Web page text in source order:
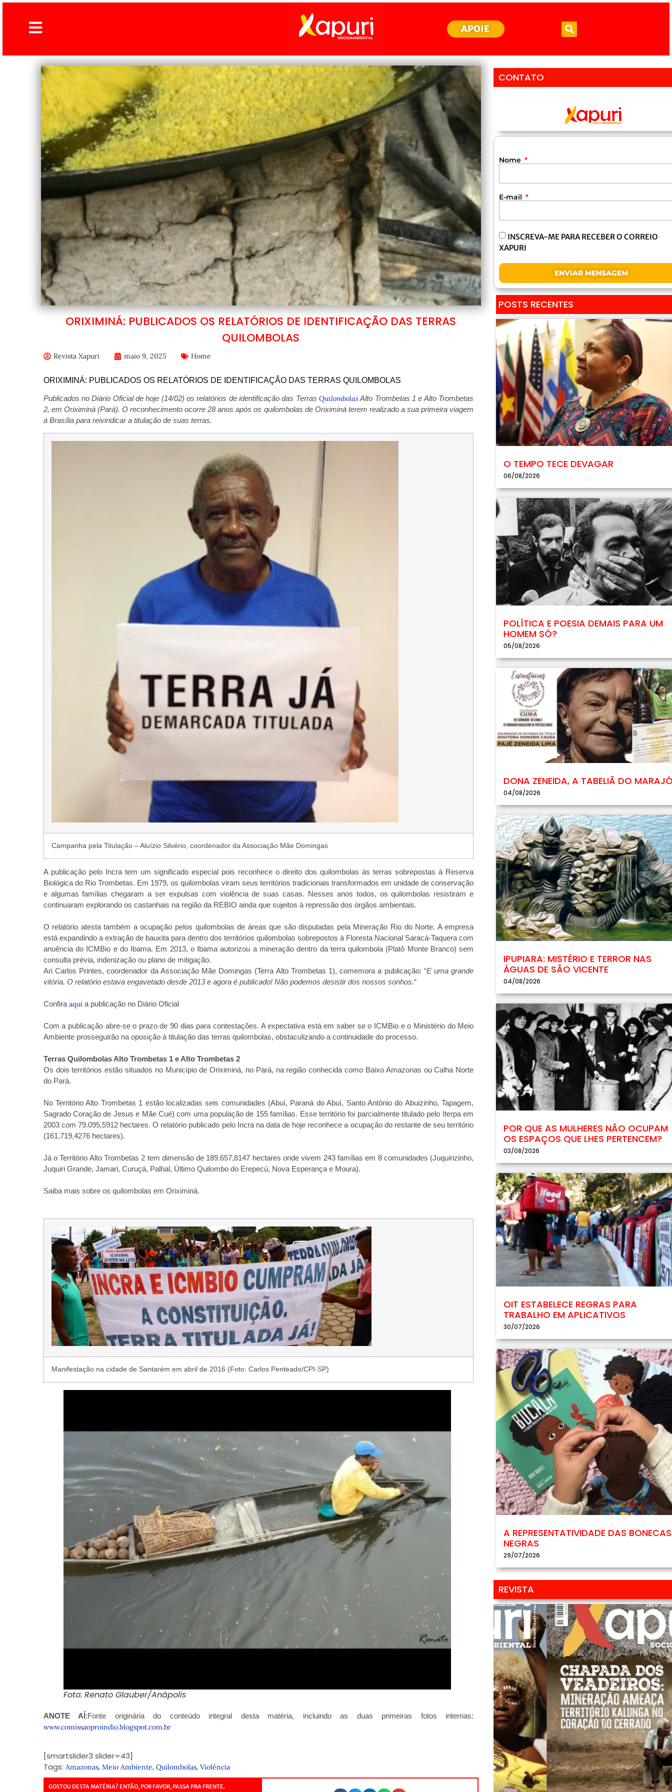
APOIE
ORIXIMINÁ: PUBLICADOS OS RELATÓRIOS DE IDENTIFICAÇÃO DAS TERRAS
QUILOMBOLAS
Revista Xapuri maio 9, 2025 Home
ORIXIMINÁ: PUBLICADOS OS RELATÓRIOS DE IDENTIFICAÇÃO DAS TERRAS QUILOMBOLAS
Publicados no Diário Oficial de hoje (14/02) os relatórios de identificação das TerrasQuilombolasAlto Trombetas 1 e Alto Trombetas
2, em Oriximiná (Pará). O reconhecimento ocorre 28 anos após os quilombolas de Oriximiná terem realizado a sua primeira viagem
à Brasília para reivindicar a titulação de suas terras.
Campanha pela Titulação – Aluízio Silvério, coordenador da Associação Mãe Domingas
A publicação pelo Incra tem um significado especial pois reconhece o direito dos quilombolas às terras sobrepostas à Reserva
Biológica do Rio Trombetas. Em 1979, os quilombolas viram seus territórios tradicionais transformados em unidade de conservação
e algumas famílias chegaram a ser expulsas com violência de suas casas. Nesses anos todos, os quilombolas resistiram e
continuaram explorando os castanhais na região da REBIO ainda que sujeitos à repressão dos órgãos ambientais.
O relatório atesta também a ocupação pelos quilombolas de áreas que são disputadas pela Mineração Rio do Norte. A empresa
está expandindo a extração de bauxita para dentro dos territórios quilombolas sobrepostos à Floresta Nacional Saracá-Taquera com
anuência do ICMBio e do Ibama. Em 2013, o Ibama autorizou a mineração dentro da terra quilombola (Platô Monte Branco) sem
consulta prévia, indenização ou plano de mitigação.
Ari Carlos Printes, coordenador da Associação Mãe Domingas (Terra Alto Trombetas 1), comemora a publicação: “E uma grande
vitória. O relatório estava engavetado desde 2013 e agora é publicado! Não podemos desistir dos nossos sonhos.“
Confira aqui a publicação no Diário Oficial
Com a publicação abre-se o prazo de 90 dias para contestações. A expectativa está em saber se o ICMBio e o Ministério do Meio
Ambiente prosseguirão na oposição à titulação das terras quilombolas, obstaculizando a continuidade do processo.
Terras Quilombolas Alto Trombetas 1 e Alto Trombetas 2
Os dois territórios estão situados no Município de Oriximiná, no Pará, na região conhecida como Baixo Amazonas ou Calha Norte
do Pará.
No Território Alto Trombetas 1 estão localizadas seis comunidades (Abuí, Paraná do Abuí, Santo Antônio do Abuizinho, Tapagem,
Sagrado Coração de Jesus e Mãe Cué) com uma população de 155 famílias. Esse território foi parcialmente titulado pelo Iterpa em
2003 com 79.095,5912 hectares. O relatório publicado pelo Incra na data de hoje reconhece a ocupação do restante de seu território
(161.719,4276 hectares).
Já o Território Alto Trombetas 2 tem dimensão de 189.657,8147 hectares onde vivem 243 famílias em 8 comunidades (Juquirizinho,
Juquiri Grande, Jamari, Curuçá, Palhal, Último Quilombo do Erepecú, Nova Esperança e Moura).
Saiba mais sobre os quilombolas em Oriximiná.
Manifestação na cidade de Santarém em abril de 2016 (Foto: Carlos Penteado/CPI-SP)
Foto: Renato Glauber/Anápolis
ANOTE AÍ:Fonte originária do conteúdo integral desta matéria, incluindo as duas primeiras fotos internas:
www.comissaoproindio.blogspot.com.br
[smartslider3 slider=43]
Tags: Amazonas, Meio Ambiente, Quilombolas, Violência
GOSTOU DESTA MATÉRIA? ENTÃO, POR FAVOR, PASSA PRA FRENTE.
CONTATO
Nome
E-mail
INSCREVA-ME PARA RECEBER O CORREIO
XAPURI
ENVIAR MENSAGEM
POSTS RECENTES
O TEMPO TECE DEVAGAR
06/08/2026
POLÍTICA E POESIA DEMAIS PARA UM
HOMEM SÓ?
05/08/2026
DONA ZENEIDA, A TABELIÃ DO
04/08/2026
IPUPIARA: MISTÉRIO E TERROR NAS
ÁGUAS DE SÃO VICENTE
04/08/2026
POR QUE AS MULHERES NÃO OCUPAM
OS ESPAÇOS QUE LHES PERTENCEM?
03/08/2026
OIT ESTABELECE REGRAS PARA
TRABALHO EM APLICATIVOS
30/07/2026
A REPRESENTATIVIDADE DAS BONECAS
NEGRAS
29/07/2026
REVISTA